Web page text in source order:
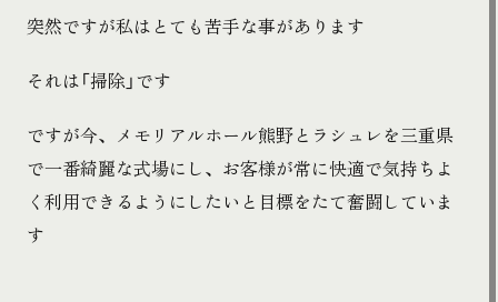
突然ですが私はとても苦手な事があります
それは「掃除」です
ですが今、メモリアルホール熊野とラシュレを三重県
で一番綺麗な式場にし、お客様が常に快適で気持ちよ
く利用できるようにしたいと目標をたて奮闘していま
す